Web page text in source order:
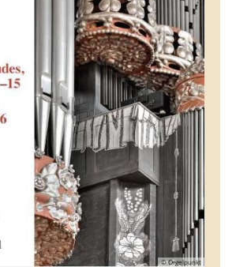
© Orgelpunkt